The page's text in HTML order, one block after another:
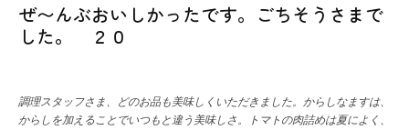
ぜ〜んぶおいしかったです。ごちそうさまで
した。 ２０
調理スタッフさま、どのお品も美味しくいただきました。からしなますは、
からしを加えることでいつもと違う美味しさ。トマトの肉詰めは夏によく、